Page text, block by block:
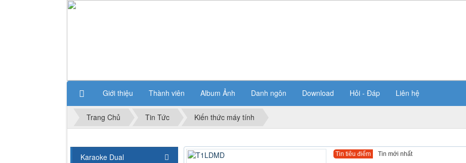
Giới thiệu Thành viên Album Ảnh Danh ngôn Download Hỏi - Đáp Liên hệ
Trang Chủ Tin Tức Kiến thức máy tính
Tin tiêu điểm Tin mới nhất
Karaoke Dual